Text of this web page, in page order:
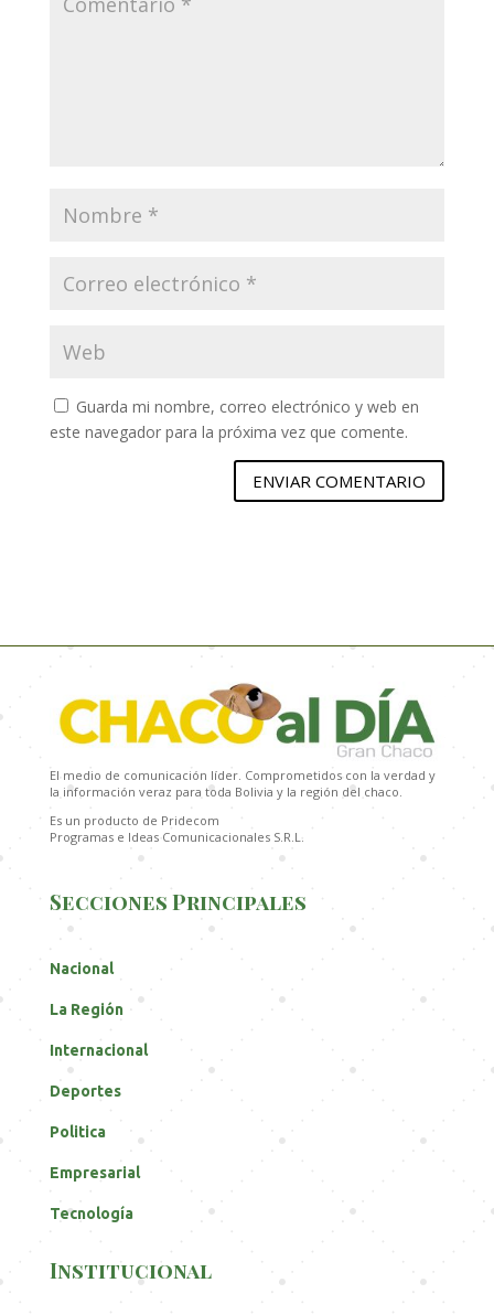
Guarda mi nombre, correo electrónico y web en
este navegador para la próxima vez que comente.
ENVIAR COMENTARIO
El medio de comunicación líder. Comprometidos con la verdad y
la información veraz para toda Bolivia y la región del chaco.
Es un producto de Pridecom
Programas e Ideas Comunicacionales S.R.L.
Secciones Principales
Nacional
La Región
Internacional
Deportes
Politica
Empresarial
Tecnología
Institucional